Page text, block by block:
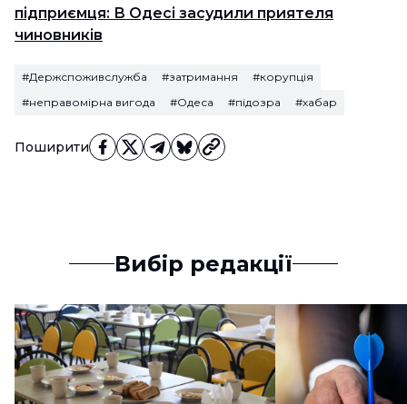
Поширити
підприємця: В Одесі засудили приятеля
чиновників
#Держспоживслужба #затримання
#корупція
#неправомірна вигода
#Одеса #підозра #хабар
Вибір редакції